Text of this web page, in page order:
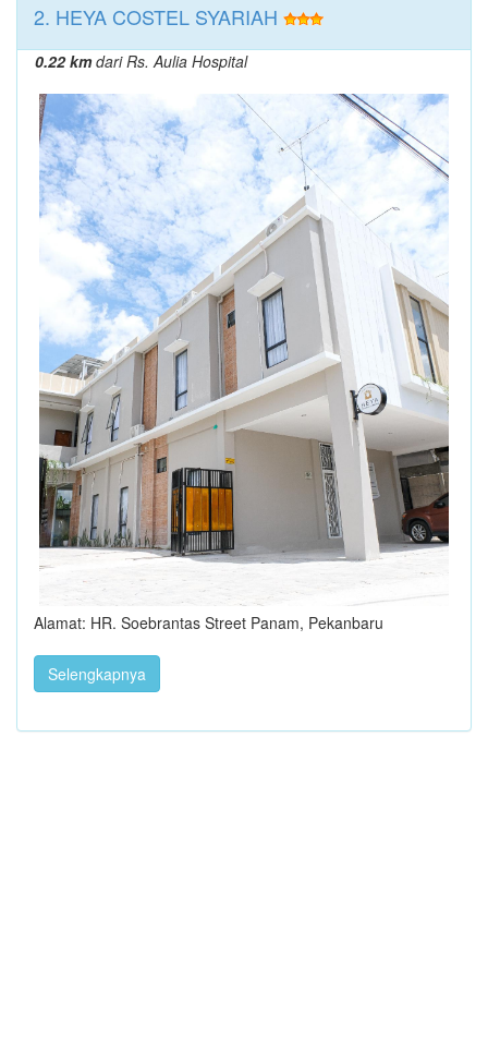
2. HEYA COSTEL SYARIAH
0.22 kmdari Rs. Aulia Hospital
Alamat: HR. Soebrantas Street Panam, Pekanbaru
Selengkapnya